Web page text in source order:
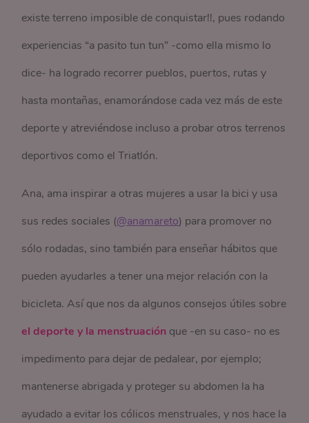
existe terreno imposible de conquistar!!, pues rodando
experiencias “a pasito tun tun” -como ella mismo lo
dice- ha logrado recorrer pueblos, puertos, rutas y
hasta montañas, enamorándose cada vez más de este
deporte y atreviéndose incluso a probar otros terrenos
deportivos como el Triatlón.
Ana, ama inspirar a otras mujeres a usar la bici y usa
sus redes sociales (@anamareto) para promover no
sólo rodadas, sino también para enseñar hábitos que
pueden ayudarles a tener una mejor relación con la
bicicleta. Así que nos da algunos consejos útiles sobre
el deporte y la menstruación que -en su caso- no es
impedimento para dejar de pedalear, por ejemplo;
mantenerse abrigada y proteger su abdomen la ha
ayudado a evitar los cólicos menstruales, y nos hace la